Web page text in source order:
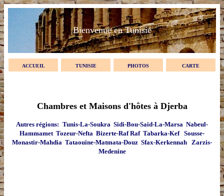
Bienvenue en Tunisie
ACCUEIL TUNISIE PHOTOS CARTE
Chambres et Maisons d'hôtes à Djerba
Autres régions: Tunis-La-Soukra Sidi-Bou-Said-La-Marsa Nabeul-
Hammamet Tozeur-Nefta Bizerte-Raf Raf Tabarka-Kef Sousse-
Monastir-Mahdia Tataouine-Matmata-Douz Sfax-Kerkennah Zarzis-
Medenine